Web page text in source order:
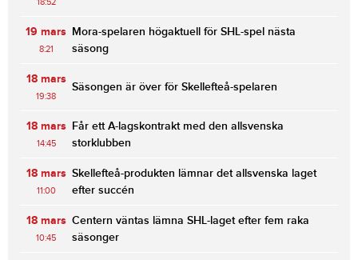
19 mars
8:21
Mora-spelaren högaktuell för SHL-spel nästa
säsong
18 mars
19:38
Säsongen är över för Skellefteå-spelaren
18 mars
14:45
Får ett A-lagskontrakt med den allsvenska
storklubben
18 mars
11:00
Skellefteå-produkten lämnar det allsvenska laget
efter succén
18 mars
10:45
Centern väntas lämna SHL-laget efter fem raka
säsonger